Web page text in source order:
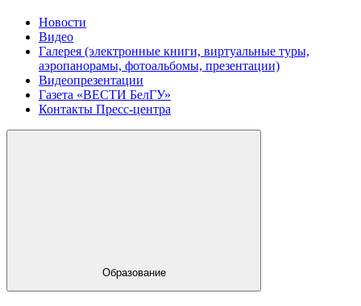
Новости
Видео
Галерея (электронные книги, виртуальные туры,
аэропанорамы, фотоальбомы, презентации)
Видеопрезентации
Газета «ВЕСТИ БелГУ»
Контакты Пресс-центра
Образование